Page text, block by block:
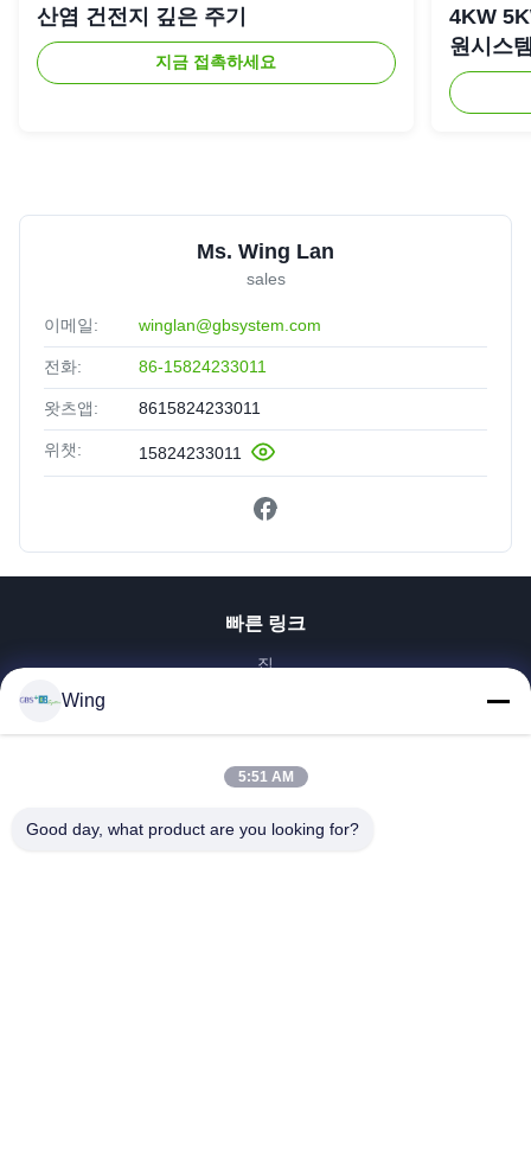
산염 건전지 깊은 주기
지금 접촉하세요
4KW
원시스
Ms. Wing Lan
sales
이메일: winglan@gbsystem.com
전화: 86-15824233011
왓츠앱: 8615824233011
위챗: 15824233011
빠른 링크
집
비디오
VR 쇼
공장 투어
Wing
5:51 AM
Good day, what product are you looking for?